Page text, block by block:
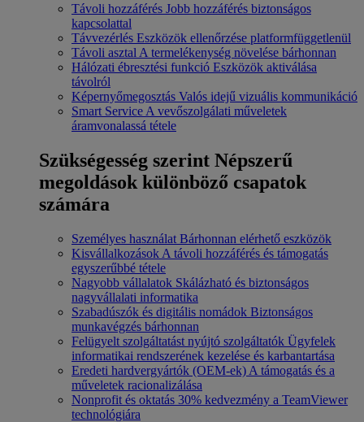
Távoli hozzáférés Jobb hozzáférés biztonságos
kapcsolattal
Távvezérlés Eszközök ellenőrzése platformfüggetlenül
Távoli asztal A termelékenység növelése bárhonnan
Hálózati ébresztési funkció Eszközök aktiválása
távolról
Képernyőmegosztás Valós idejű vizuális kommunikáció
Smart Service A vevőszolgálati műveletek
áramvonalassá tétele
Szükségesség szerint Népszerű
megoldások különböző csapatok
számára
Személyes használat Bárhonnan elérhető eszközök
Kisvállalkozások A távoli hozzáférés és támogatás
egyszerűbbé tétele
Nagyobb vállalatok Skálázható és biztonságos
nagyvállalati informatika
Szabadúszók és digitális nomádok Biztonságos
munkavégzés bárhonnan
Felügyelt szolgáltatást nyújtó szolgáltatók Ügyfelek
informatikai rendszerének kezelése és karbantartása
Eredeti hardvergyártók (OEM-ek) A támogatás és a
műveletek racionalizálása
Nonprofit és oktatás 30% kedvezmény a TeamViewer
technológiára